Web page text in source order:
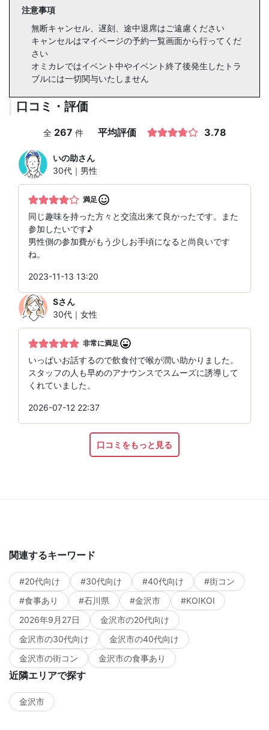
注意事項
無断キャンセル、遅刻、途中退席はご遠慮ください
キャンセルはマイページの予約一覧画面から行ってくだ
さい
オミカレではイベント中やイベント終了後発生したトラ
ブルには一切関与いたしません
口コミ・評価
全 267 件 平均評価 3.78
いの助さん
30代｜男性
満足
同じ趣味を持った方々と交流出来て良かったです。また
参加したいです♪
男性側の参加費がもう少しお手頃になると尚良いです
ね。
2023-11-13 13:20
Sさん
30代｜女性
非常に満足
いっぱいお話するので飲食付で喉が潤い助かりました。
スタッフの人も早めのアナウンスでスムーズに誘導して
くれていました。
2026-07-12 22:37
口コミをもっと見る
関連するキーワード
#20代向け #30代向け #40代向け
#街コン
#食事あり
#石川県 #金沢市
#KOIKOI
2026年9月27日
金沢市の20代向け
金沢市の30代向け
金沢市の40代向け
金沢市の街コン
金沢市の食事あり
近隣エリアで探す
金沢市